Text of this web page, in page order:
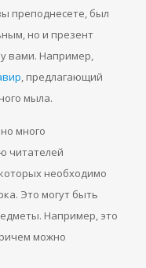
преподнесете, был
но и презент
вами. Например,
, предлагающий
мыла.
много
читателей
необходимо
Это могут быть
Например, это
можно